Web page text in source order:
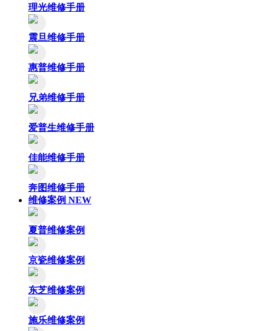
理光维修手册
震旦维修手册
惠普维修手册
兄弟维修手册
爱普生维修手册
佳能维修手册
奔图维修手册
维修案例 NEW
夏普维修案例
京瓷维修案例
东芝维修案例
施乐维修案例